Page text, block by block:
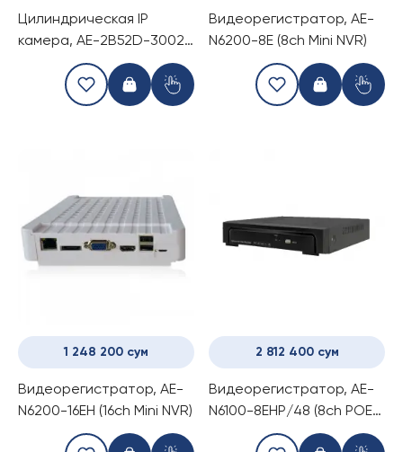
Цилиндрическая IP
камера, AE-2B52D-3002-
12-V (1080P 2.0Mp Dome
Camera 2.8-12mm Lens)
Видеорегистратор, AE-
N6200-8E (8ch Mini NVR)
1 248 200 сум
Видеорегистратор, AE-
N6200-16EH (16ch Mini NVR)
2 812 400 сум
Видеорегистратор, AE-
N6100-8EHP/48 (8ch POE